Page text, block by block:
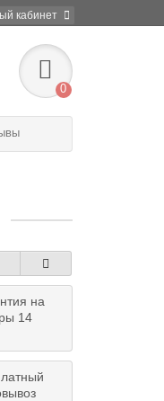
кабинет
0
на
14